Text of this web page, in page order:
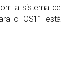
a sistema de
o iOS11 está